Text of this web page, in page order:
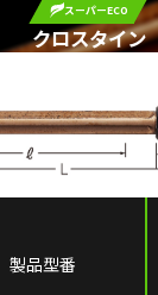
スーパーECO
クロスタイン
製品型番